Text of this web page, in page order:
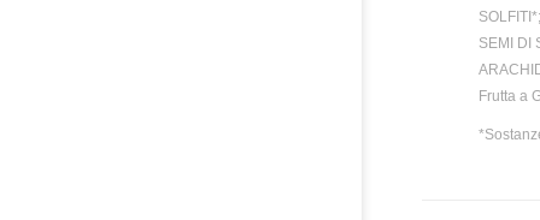
SOLFITI*;
SEMI DI
Frutta a